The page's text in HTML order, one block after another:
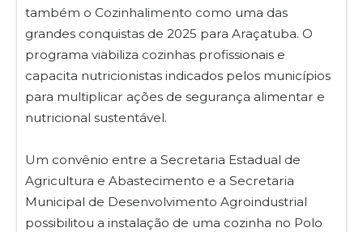
também o Cozinhalimento como uma das
grandes conquistas de 2025 para Araçatuba. O
programa viabiliza cozinhas profissionais e
capacita nutricionistas indicados pelos municípios
para multiplicar ações de segurança alimentar e
nutricional sustentável.
Um convênio entre a Secretaria Estadual de
Agricultura e Abastecimento e a Secretaria
Municipal de Desenvolvimento Agroindustrial
possibilitou a instalação de uma cozinha no Polo